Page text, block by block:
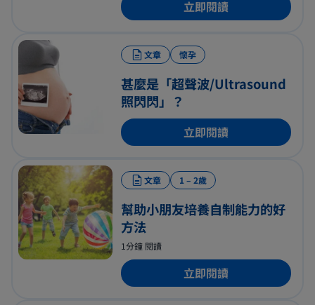
立即閱讀
文章 懷孕
甚麼是「超聲波/Ultrasound
照閃閃」？
立即閱讀
文章 1 – 2歲
幫助小朋友培養自制能力的好
方法
1分鐘 閱讀
立即閱讀